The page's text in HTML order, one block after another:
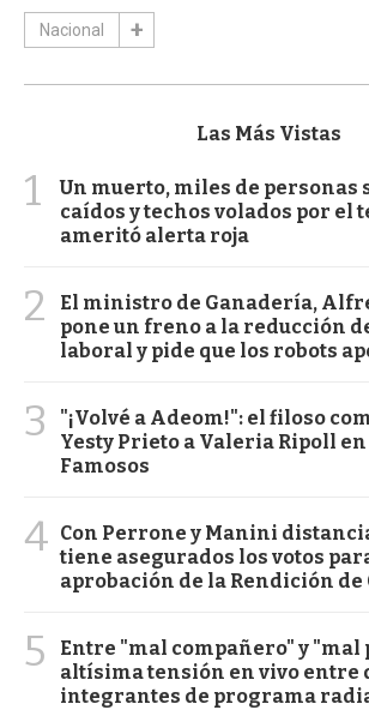
Nacional
Las Más Vistas
1
Un muerto, miles de personas
caídos y techos volados por el
ameritó alerta roja
2
El ministro de Ganadería,
pone un freno a la reducción
laboral y pide que los robots
3
"¡Volvé a Adeom!": el filoso
Yesty Prieto a Valeria Ripoll en
Famosos
4 Con Perrone y Manini
tiene asegurados los votos
aprobación de la Rendición de
5
Entre "mal compañero" y "mal
altísima tensión en vivo entre
integrantes de programa